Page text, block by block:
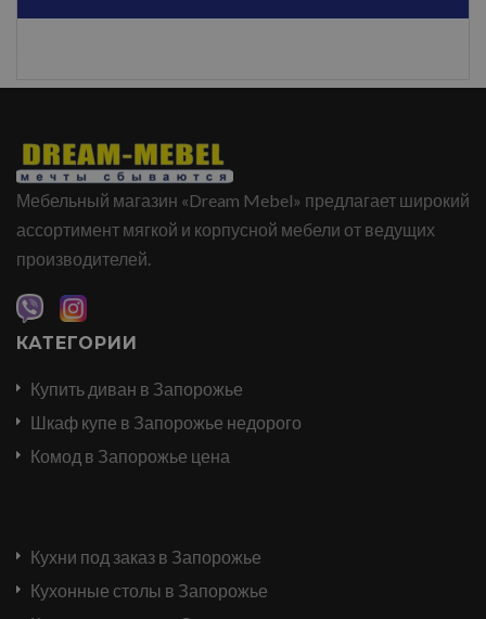
Мебельный магазин «Dream Mebel» предлагает широкий
ассортимент мягкой и корпусной мебели от ведущих
производителей.
КАТЕГОРИИ
Купить диван в Запорожье
Шкаф купе в Запорожье недорого
Комод в Запорожье цена
Кухни под заказ в Запорожье
Кухонные столы в Запорожье